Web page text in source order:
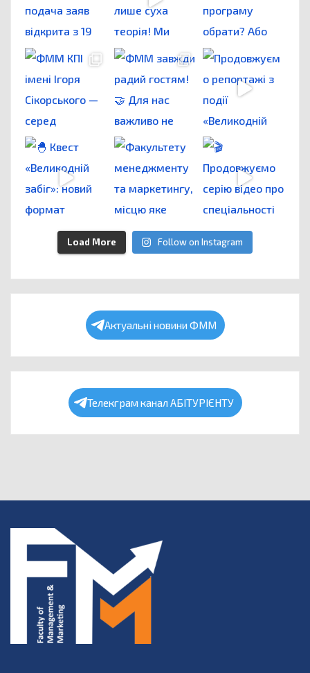
Load More Follow on Instagram
Актуальні новини ФММ
Телекграм канал АБІТУРІЄНТУ